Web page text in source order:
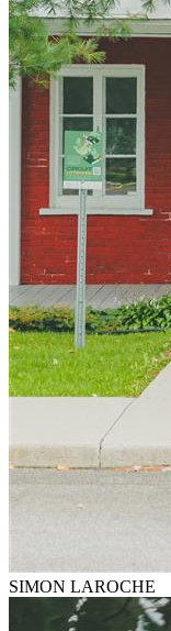
SIMON LAROCHE